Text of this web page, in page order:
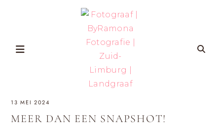
|
IN
ZUID-
13 MEI 2024
MEER DAN EEN SNAPSHOT!